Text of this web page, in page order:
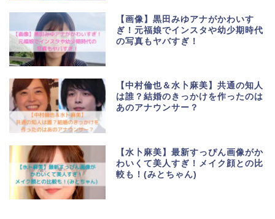
【画像】黒田みゆアナがかわいす
ぎ！元福娘でインスタや幼少期時代
の写真もヤバすぎ！
【中村倫也＆水卜麻美】共通の知人
は誰？結婚のきっかけを作ったのは
あのアナウンサー？
【水卜麻美】最新すっぴん画像がか
わいくて美人すぎ！メイク顔との比
較も！(みとちゃん)